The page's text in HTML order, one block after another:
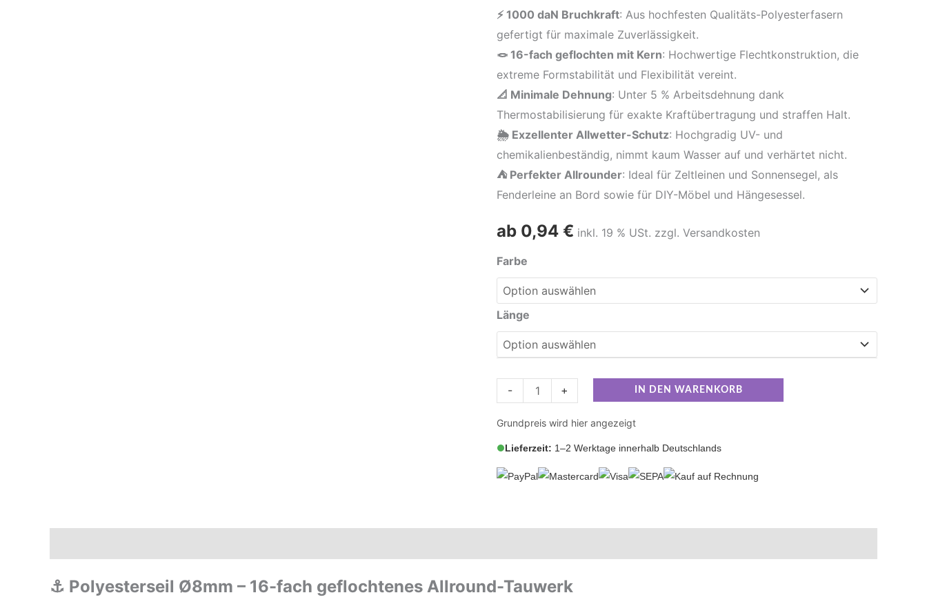
⚡ 1000 daN Bruchkraft: Aus hochfesten Qualitäts-Polyesterfasern
gefertigt für maximale Zuverlässigkeit.
🪢 16-fach geflochten mit Kern: Hochwertige Flechtkonstruktion, die
extreme Formstabilität und Flexibilität vereint.
📐 Minimale Dehnung: Unter 5 % Arbeitsdehnung dank
Thermostabilisierung für exakte Kraftübertragung und straffen Halt.
🌦️ Exzellenter Allwetter-Schutz: Hochgradig UV- und
chemikalienbeständig, nimmt kaum Wasser auf und verhärtet nicht.
⛺ Perfekter Allrounder: Ideal für Zeltleinen und Sonnensegel, als
Fenderleine an Bord sowie für DIY-Möbel und Hängesessel.
ab 0,94 € inkl. 19 % USt. zzgl. Versandkosten
Farbe
Länge
-
mit
dehnungsarm,
+ IN DEN WARENKORB
Grundpreis wird hier angezeigt
Lieferzeit: 1–2 Werktage innerhalb Deutschlands
⚓ Polyesterseil Ø8mm – 16-fach geflochtenes Allround-Tauwerk